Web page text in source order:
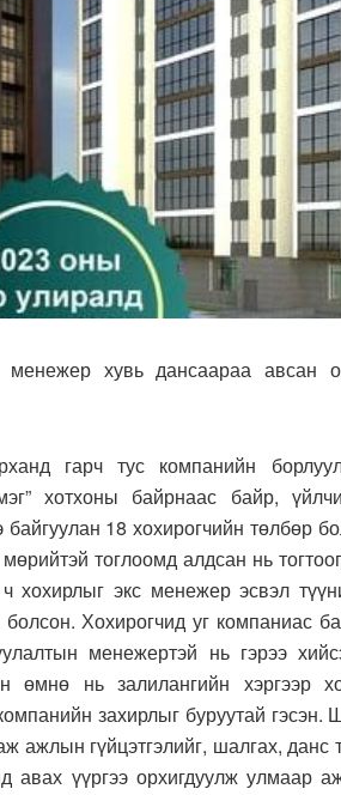
менежер хувь дансаараа авсан
гарч тус компанийн
хотхоны байрнаас байр,
18 хохирогчийн төлбөр
тоглоомд алдсан нь
хохирлыг экс менежер эсвэл
Хохирогчид уг компаниас
менежертэй нь гэрээ
өмнө нь залилангийн
захирлыг буруутай гэсэн.
ажлын гүйцэтгэлийг, шалгах, данс
авах үүргээ орхигдуулж улмаар